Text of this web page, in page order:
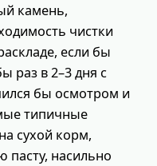
камень,
чистки
если бы
раз в 2–3 дня с
бы осмотром и
типичные
сухой корм,
пасту, насильно